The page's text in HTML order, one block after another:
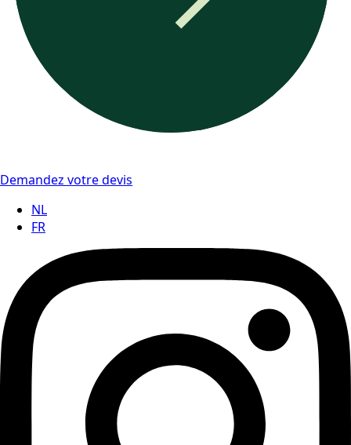
Demandez votre devis
NL
FR